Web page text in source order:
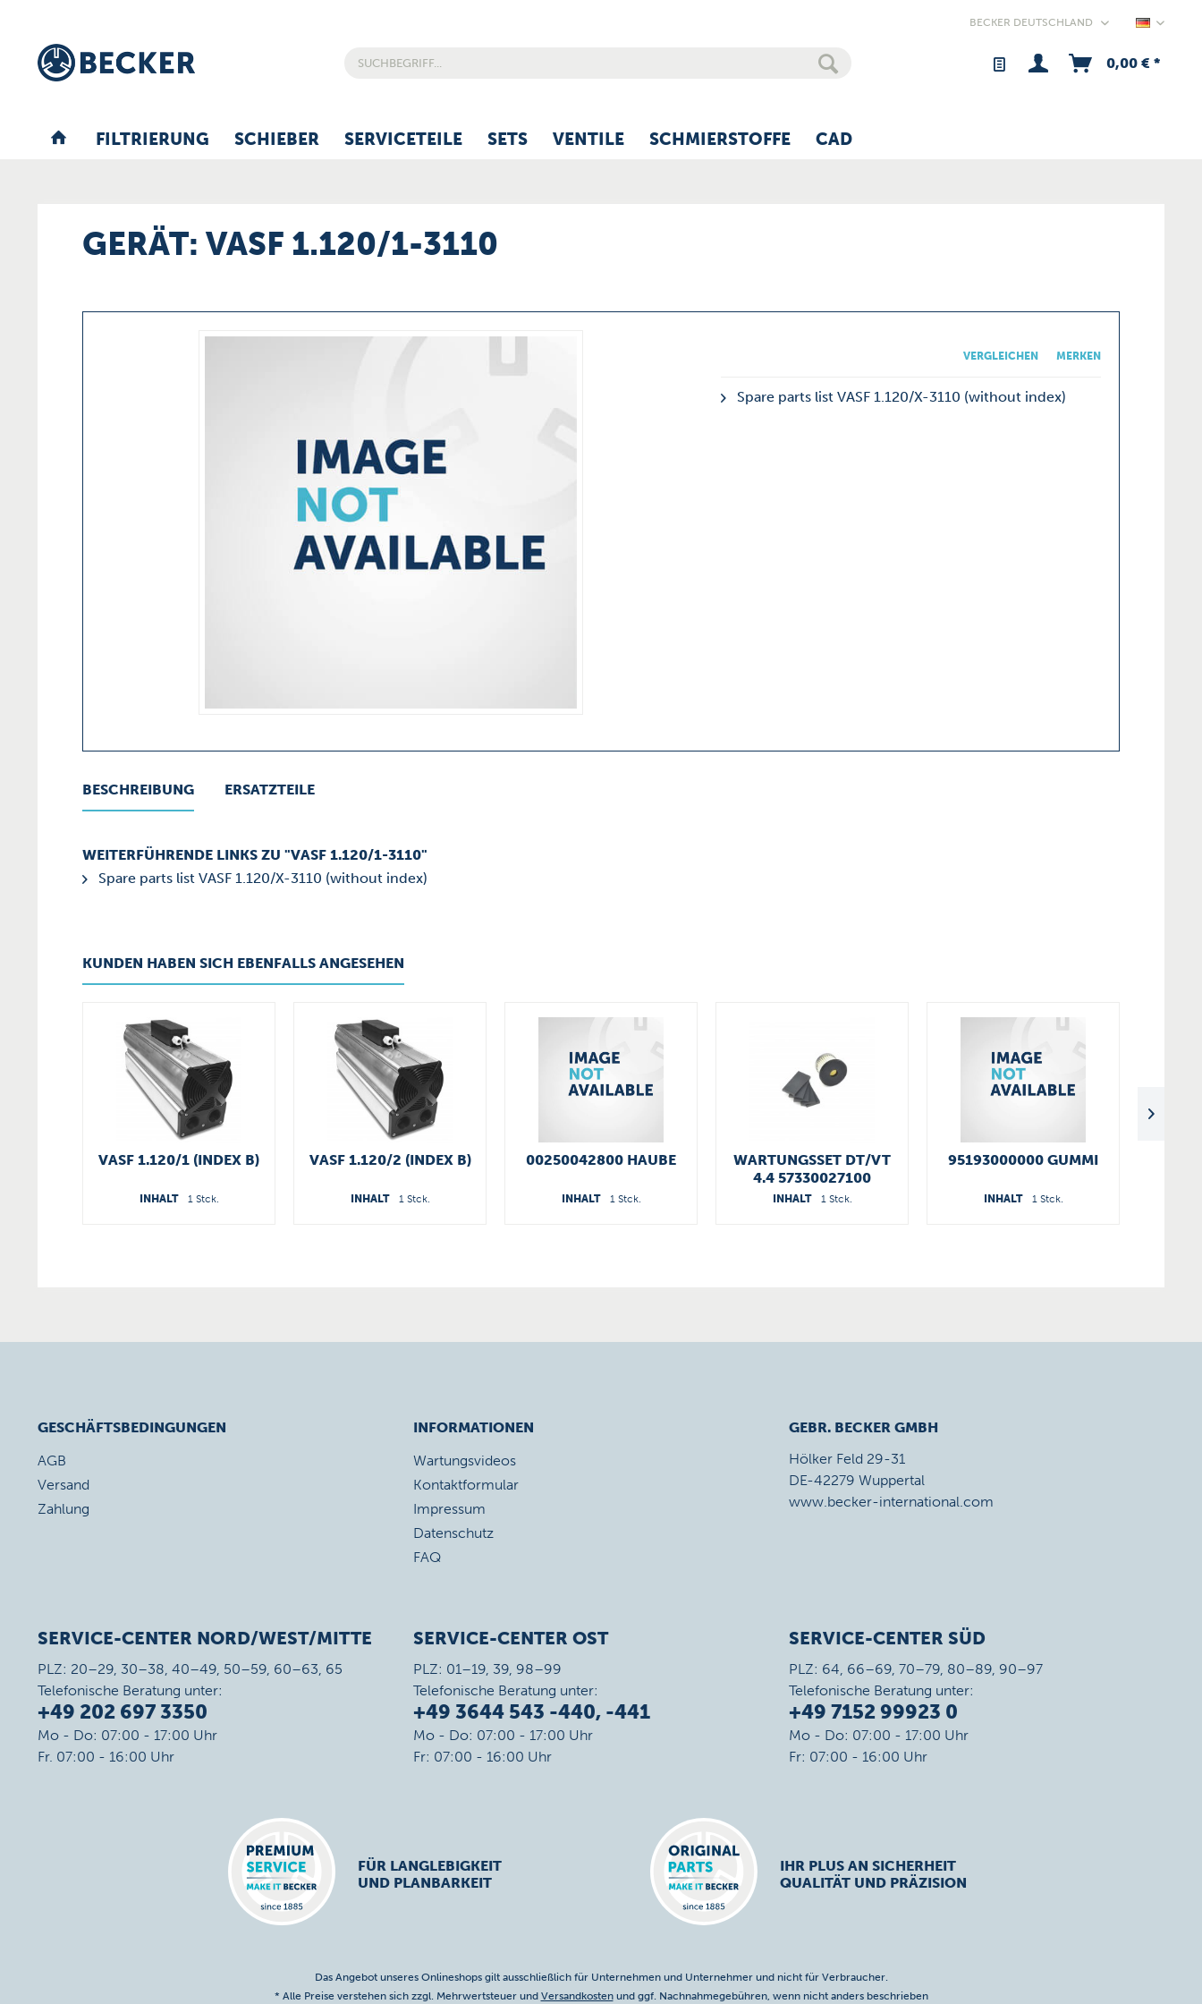
0,00 € *
FILTRIERUNG SCHIEBER SERVICETEILE SETS VENTILE SCHMIERSTOFFE CAD
GERÄT: VASF 1.120/1-3110
VERGLEICHEN MERKEN
Spare parts list VASF 1.120/X-3110 (without index)
BESCHREIBUNG ERSATZTEILE
WEITERFÜHRENDE LINKS ZU "VASF 1.120/1-3110"
Spare parts list VASF 1.120/X-3110 (without index)
KUNDEN HABEN SICH EBENFALLS ANGESEHEN
VASF 1.120/1 (INDEX B)
INHALT 1 Stck.
VASF 1.120/2 (INDEX B)
INHALT 1 Stck.
00250042800 HAUBE
INHALT 1 Stck.
WARTUNGSSET DT/VT
4.4 57330027100
INHALT 1 Stck.
95193000000 GUMMI
INHALT 1 Stck.
GESCHÄFTSBEDINGUNGEN
AGB
Versand
Zahlung
INFORMATIONEN
Wartungsvideos
Kontaktformular
Impressum
Datenschutz
FAQ
GEBR. BECKER GMBH
Hölker Feld 29-31
DE-42279 Wuppertal
www.becker-international.com
SERVICE-CENTER NORD/WEST/MITTE
PLZ: 20–29, 30–38, 40–49, 50–59, 60–63, 65
Telefonische Beratung unter:
+49 202 697 3350
Mo - Do: 07:00 - 17:00 Uhr
Fr. 07:00 - 16:00 Uhr
SERVICE-CENTER OST
PLZ: 01–19, 39, 98–99
Telefonische Beratung unter:
+49 3644 543 -440, -441
Mo - Do: 07:00 - 17:00 Uhr
Fr: 07:00 - 16:00 Uhr
SERVICE-CENTER SÜD
PLZ: 64, 66–69, 70–79, 80–89, 90–97
Telefonische Beratung unter:
+49 7152 99923 0
Mo - Do: 07:00 - 17:00 Uhr
Fr: 07:00 - 16:00 Uhr
FÜR LANGLEBIGKEIT
UND PLANBARKEIT
IHR PLUS AN SICHERHEIT
QUALITÄT UND PRÄZISION
Das Angebot unseres Onlineshops gilt ausschließlich für Unternehmen und Unternehmer und nicht für Verbraucher.
* Alle Preise verstehen sich zzgl. Mehrwertsteuer und Versandkostenund ggf. Nachnahmegebühren, wenn nicht anders beschrieben